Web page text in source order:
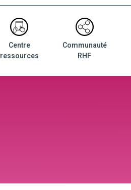
Centre
ressources
Communauté
RHF